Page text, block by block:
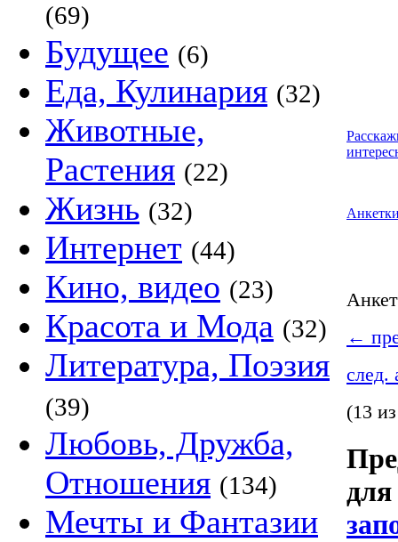
(69)
Будущее (6)
Еда, Кулинария (32)
Животные,
Растения (22)
Жизнь (32)
Интернет (44)
Кино, видео (23)
Красота и Мода (32)
Литература, Поэзия
(39)
Любовь, Дружба,
Отношения (134)
Мечты и Фантазии
←
след.
(13